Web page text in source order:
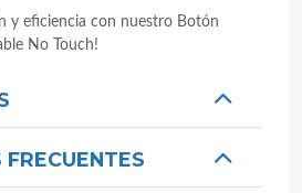
y eficiencia con nuestro Botón
No Touch!
FRECUENTES